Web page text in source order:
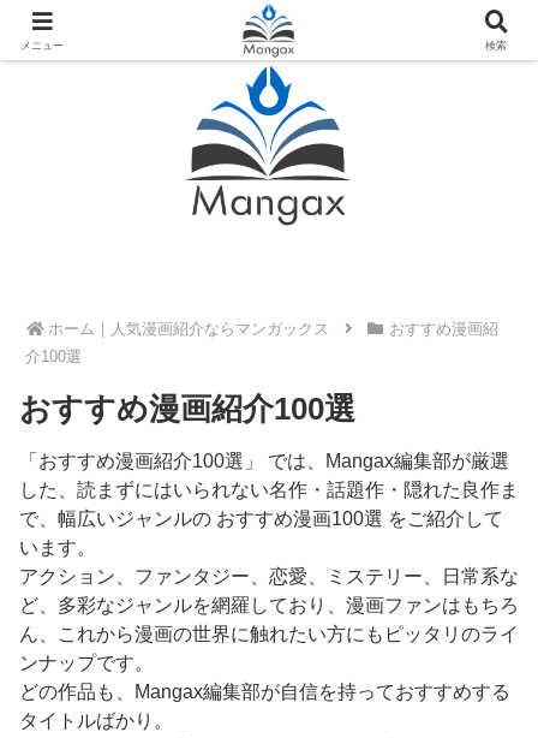
人気おすすめ漫画紹介ならMangax（マンガックス）
ホーム
おすすめ漫画紹
介100選
おすすめ漫画紹介100選
「おすすめ漫画紹介100選」 では、Mangax編集部が厳選
した、読まずにはいられない名作・話題作・隠れた良作ま
で、幅広いジャンルの おすすめ漫画100選 をご紹介して
います。
アクション、ファンタジー、恋愛、ミステリー、日常系な
ど、多彩なジャンルを網羅しており、漫画ファンはもちろ
ん、これから漫画の世界に触れたい方にもピッタリのライ
ンナップです。
どの作品も、Mangax編集部が自信を持っておすすめする
タイトルばかり。
メニュー 検索